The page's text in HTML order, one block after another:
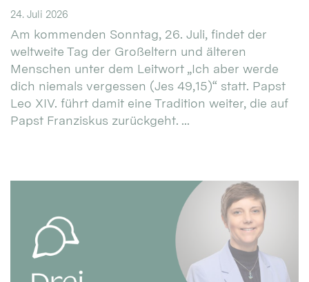
24. Juli 2026
Am kommenden Sonntag, 26. Juli, findet der
weltweite Tag der Großeltern und älteren
Menschen unter dem Leitwort „Ich aber werde
dich niemals vergessen (Jes 49,15)“ statt. Papst
Leo XIV. führt damit eine Tradition weiter, die auf
Papst Franziskus zurückgeht. ...